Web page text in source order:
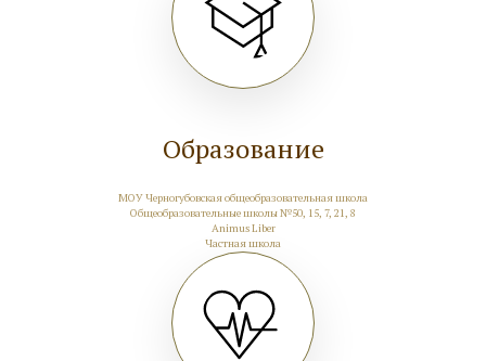
Образование
МОУ Черногубовская общеобразовательная школа
Общеобразовательные школы №50, 15, 7, 21, 8
Animus Liber
Частная школа